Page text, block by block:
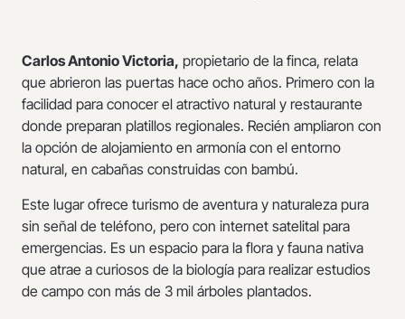
Carlos Antonio Victoria, propietario de la finca, relata
que abrieron las puertas hace ocho años. Primero con la
facilidad para conocer el atractivo natural y restaurante
donde preparan platillos regionales. Recién ampliaron con
la opción de alojamiento en armonía con el entorno
natural, en cabañas construidas con bambú.
Este lugar ofrece turismo de aventura y naturaleza pura
sin señal de teléfono, pero con internet satelital para
emergencias. Es un espacio para la flora y fauna nativa
que atrae a curiosos de la biología para realizar estudios
de campo con más de 3 mil árboles plantados.